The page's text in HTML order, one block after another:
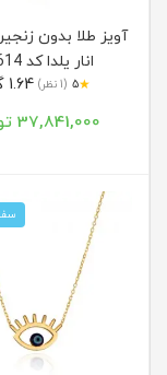
آویز طلا بدون
انار یلدا کد LP614
★
5 (1 نظر)
37,841,000 تومان